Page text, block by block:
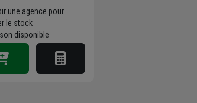
une agence pour
le stock
disponible